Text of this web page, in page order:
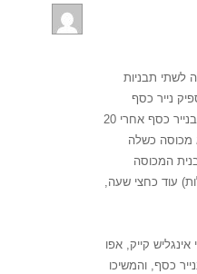
לשתי תבניות
נייר כסף
(עצוב אבל נכון), תבנית אחת כוסתה בנייר כסף אחרי 20
מכוסה כשלה
המכוסה
על חום רגיל (180 מעלות) עוד כחצי שעה,
קייק, אפו
בנייר כסף, והמשיכו